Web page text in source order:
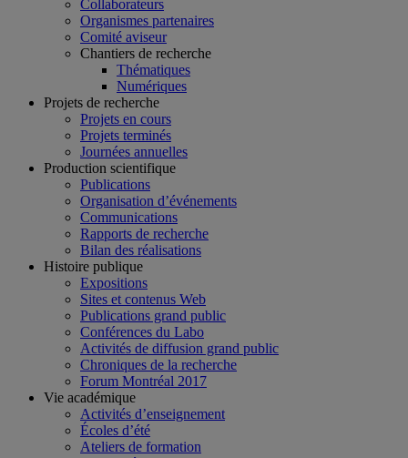
Collaborateurs
Organismes partenaires
Comité aviseur
Chantiers de recherche
Thématiques
Numériques
Projets de recherche
Projets en cours
Projets terminés
Journées annuelles
Production scientifique
Publications
Organisation d’événements
Communications
Rapports de recherche
Bilan des réalisations
Histoire publique
Expositions
Sites et contenus Web
Publications grand public
Conférences du Labo
Activités de diffusion grand public
Chroniques de la recherche
Forum Montréal 2017
Vie académique
Activités d’enseignement
Écoles d’été
Ateliers de formation